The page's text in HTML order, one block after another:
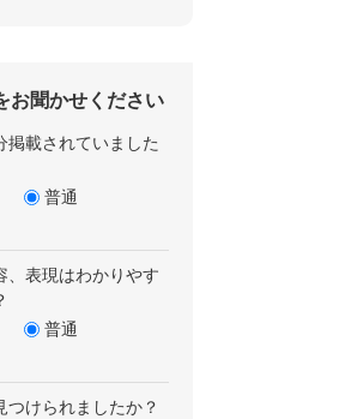
お聞かせください
掲載されていました
普通
、表現はわかりやす
普通
つけられましたか？